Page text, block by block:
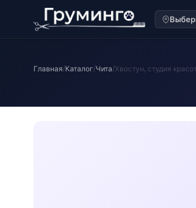
Главная/Каталог/Чита/Хвостун, студия